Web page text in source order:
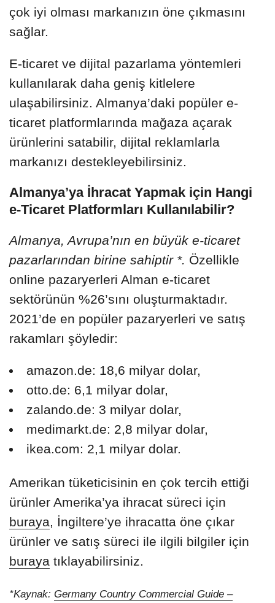
çok iyi olması markanızın öne çıkmasını
sağlar.
E-ticaret ve dijital pazarlama yöntemleri
kullanılarak daha geniş kitlelere
ulaşabilirsiniz. Almanya’daki popüler e-
ticaret platformlarında mağaza açarak
ürünlerini satabilir, dijital reklamlarla
markanızı destekleyebilirsiniz.
Almanya’ya İhracat Yapmak için Hangi
e-Ticaret Platformları Kullanılabilir?
Almanya, Avrupa’nın en büyük e-ticaret
pazarlarından birine sahiptir *. Özellikle
online pazaryerleri Alman e-ticaret
sektörünün %26’sını oluşturmaktadır.
2021’de en popüler pazaryerleri ve satış
rakamları şöyledir:
amazon.de: 18,6 milyar dolar,
otto.de: 6,1 milyar dolar,
zalando.de: 3 milyar dolar,
medimarkt.de: 2,8 milyar dolar,
ikea.com: 2,1 milyar dolar.
Amerikan tüketicisinin en çok tercih ettiği
ürünler Amerika’ya ihracat süreci için
buraya, İngiltere’ye ihracatta öne çıkar
ürünler ve satış süreci ile ilgili bilgiler için
buraya tıklayabilirsiniz.
*Kaynak: Germany Country Commercial Guide –